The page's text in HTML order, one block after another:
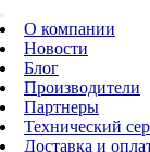
О компании
Новости
Блог
Производители
Партнеры
Технический
Доставка и